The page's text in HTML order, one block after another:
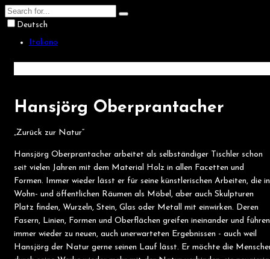
Deutsch
Italiano
Hansjörg Oberprantacher
„Zurück zur Natur“
Hansjörg Oberprantacher arbeitet als selbständiger Tischler schon
seit vielen Jahren mit dem Material Holz in allen Facetten und
Formen. Immer wieder lässt er für seine künstlerischen Arbeiten, die in
Wohn- und öffentlichen Räumen als Möbel, aber auch Skulpturen
Platz finden, Wurzeln, Stein, Glas oder Metall mit einwirken. Deren
Fasern, Linien, Formen und Oberflächen greifen ineinander und führen
immer wieder zu neuen, auch unerwarteten Ergebnissen - auch weil
Hansjörg der Natur gerne seinen Lauf lässt. Er möchte die